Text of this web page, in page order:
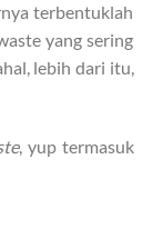
terbentuklah
yang sering
lebih dari itu,
, yup termasuk